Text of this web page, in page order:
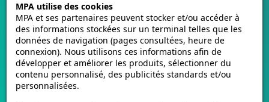
Conditions générales de vente
CGU cagnotte
Politique de cookies
Homologation des plaques
Vidéos de pose
Contactez-nous
Avis clients
MPA utilise des cookies
MPA et ses partenaires peuvent stocker et/ou accéder à
des informations stockées sur un terminal telles que les
données de navigation (pages consultées, heure de
connexion). Nous utilisons ces informations afin de
développer et améliorer les produits, sélectionner du
contenu personnalisé, des publicités standards et/ou
personnalisées.